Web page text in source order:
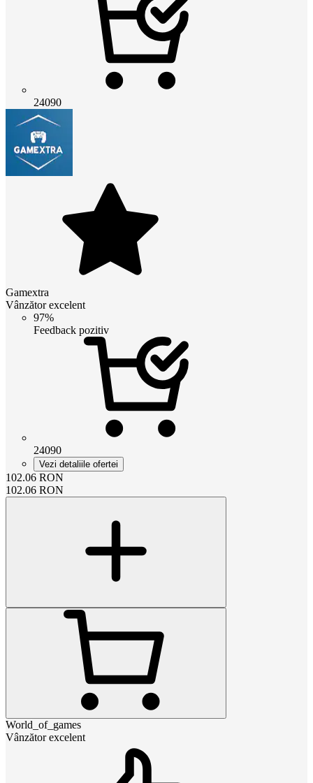
24090
Gamextra
Vânzător excelent
97%
Feedback pozitiv
24090
Vezi detaliile ofertei
102.06 RON
102.06 RON
World_of_games
Vânzător excelent